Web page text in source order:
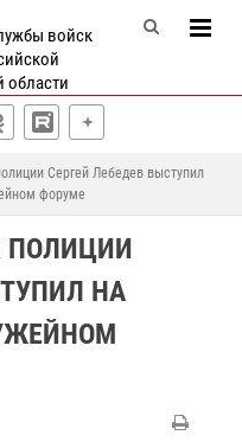
войск
области
Сергей Лебедев выступил
форуме
ПОЛИЦИИ
НА